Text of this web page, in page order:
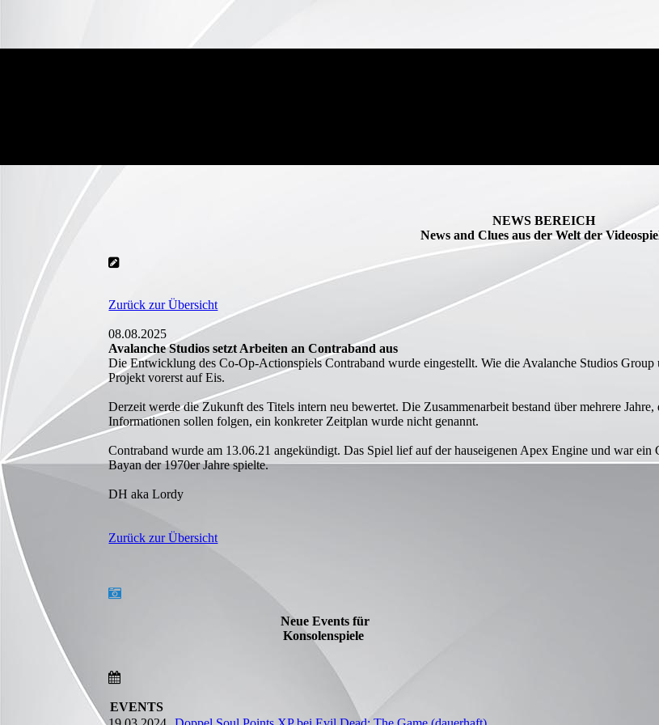
NEWS BEREICH
News and Clues aus der Welt der
Zurück zur Übersicht
08.08.2025
Avalanche Studios setzt Arbeiten an Contraband aus
Die Entwicklung des Co-Op-Actionspiels Contraband wurde eingestellt. Wie die Avalanche Studios
Projekt vorerst auf Eis.
Derzeit werde die Zukunft des Titels intern neu bewertet. Die Zusammenarbeit bestand über mehrere
Informationen sollen folgen, ein konkreter Zeitplan wurde nicht genannt.
Contraband wurde am 13.06.21 angekündigt. Das Spiel lief auf der hauseigenen Apex Engine und war
Bayan der 1970er Jahre spielte.
DH aka Lordy
Zurück zur Übersicht
Neue Events für
Konsolenspiele
EVENTS